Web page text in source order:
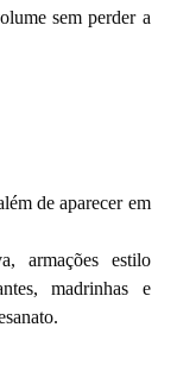
sem perder a
de aparecer em
armações estilo
madrinhas e